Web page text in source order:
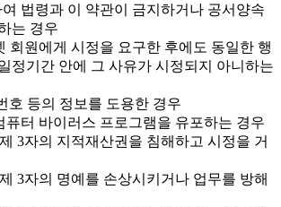
법령과 이 약관이 금지하거나 공서양속
는 경우
회원에게 시정을 요구한 후에도 동일한 행
정기간 안에 그 사유가 시정되지 아니하는
호 등의 정보를 도용한 경우
퓨터 바이러스 프로그램을 유포하는 경우
3자의 지적재산권을 침해하고 시정을 거
3자의 명예를 손상시키거나 업무를 방해